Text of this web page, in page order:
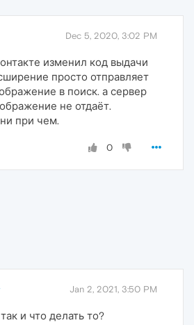
Dec 5, 2020, 3:02 PM
изменил код выдачи
просто отправляет
в поиск. а сервер
не отдаёт.
при чем.
0
Jan 2, 2021, 3:50 PM
и что делать то?